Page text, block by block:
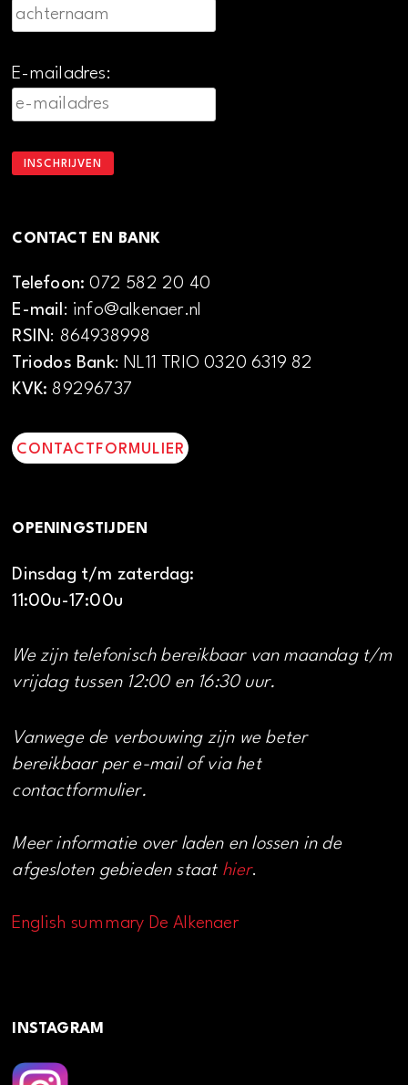
E-mailadres:
CONTACT EN BANK
Telefoon:072 582 20 40
E-mail: info@alkenaer.nl
RSIN: 864938998
Triodos Bank: NL11 TRIO 0320 6319 82
KVK: 89296737
CONTACTFORMULIER
OPENINGSTIJDEN
Dinsdag t/m zaterdag:
11:00u-17:00u
We zijn telefonisch bereikbaar van maandag t/m
vrijdag tussen 12:00 en 16:30 uur.
Vanwege de verbouwing zijn we beter
bereikbaar per e-mail of via het
contactformulier.
Meer informatie over laden en lossen in de
afgesloten gebieden staat hier.
English summary De Alkenaer
INSTAGRAM